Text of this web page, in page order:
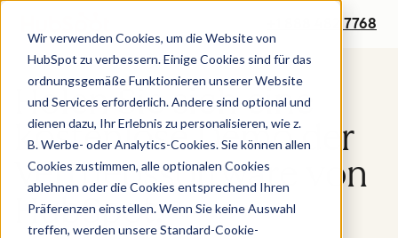
Wir verwenden Cookies, um die Website von
HubSpot zu verbessern. Einige Cookies sind für das
ordnungsgemäße Funktionieren unserer Website
und Services erforderlich. Andere sind optional und
dienen dazu, Ihr Erlebnis zu personalisieren, wie z.
B. Werbe- oder Analytics-Cookies. Sie können allen
Cookies zustimmen, alle optionalen Cookies
ablehnen oder die Cookies entsprechend Ihren
Präferenzen einstellen. Wenn Sie keine Auswahl
treffen, werden unsere Standard-Cookie-
+1 888 482 7768
Holen Sie sich eine
kostenlose Demo der
Vertriebssoftware von
HubSpot.